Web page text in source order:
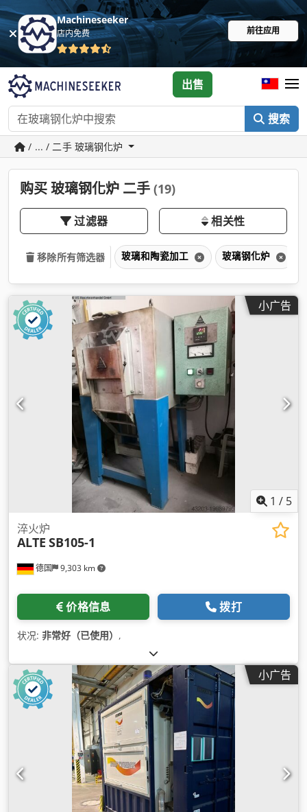
Machineseeker
店内免费 前往应用
搜索
出售
/ ... / 二手 玻璃钢化炉
购买 玻璃钢化炉 二手 (19)
过滤器 相关性
移除所有筛选器 玻璃和陶瓷加工 玻璃钢化炉
小广告
1 / 5
德国 9,303 km
淬火炉
ALTE SB105-1
价格信息 拨打
状况: 非常好（已使用） ,
小广告